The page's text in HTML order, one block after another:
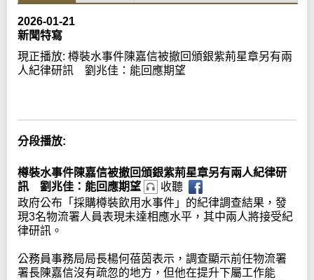
2026-01-21
新聞特寫
現正播放: 樽裝水事件陳嘉信被撤回頒銀紫荊星章另有兩
人紀律研訊 劉兆佳：能回應期望
分段播放:
樽裝水事件陳嘉信被撤回頒銀紫荊星章另有兩人紀律研
訊 劉兆佳：能回應期望
收聽
政府公布「採購樽裝飲用水事件」的紀律調查結果，發
現3名物流署人員表現未達相應水平，其中兩人將接受紀
律研訊。
公務員事務局局長楊何蓓茵表示，調查顯示前任物流署
署長陳嘉信沒有疏忽的地方，但他在提升下屬工作能